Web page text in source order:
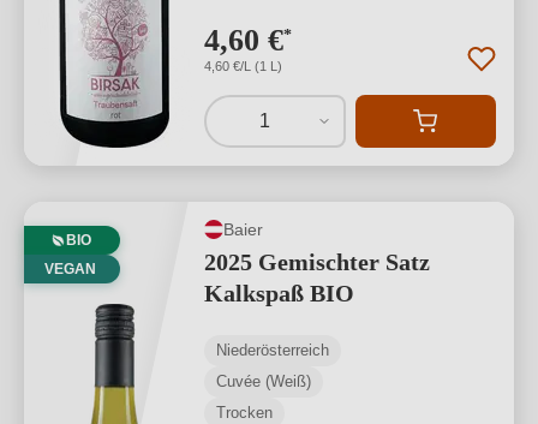
4,60 €*
4,60 €/L (1 L)
1
BIO
VEGAN
Baier
2025 Gemischter Satz
Kalkspaß BIO
Niederösterreich
Cuvée (Weiß)
Trocken